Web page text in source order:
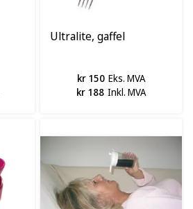
Ultralite, gaffel
kr 150 Eks. MVA
kr 188 Inkl. MVA